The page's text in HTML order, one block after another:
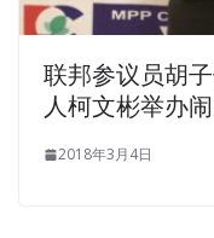
联邦参议员胡
人柯文彬举办
2018年3月4日